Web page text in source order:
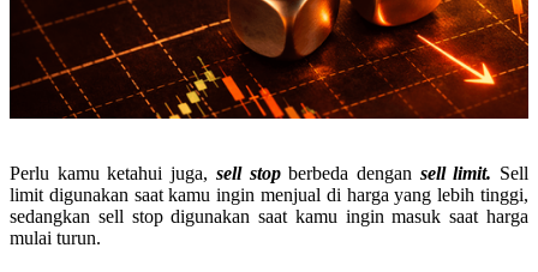
Perlu kamu ketahui juga, sell stop berbeda dengan sell limit. Sell
limit digunakan saat kamu ingin menjual di harga yang lebih tinggi,
sedangkan sell stop digunakan saat kamu ingin masuk saat harga
mulai turun.